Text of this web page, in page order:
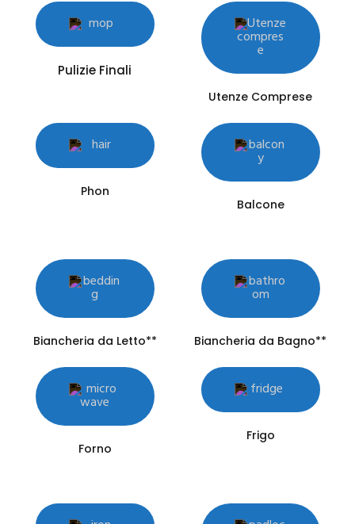
Pulizie Finali
Utenze Comprese
Phon
Balcone
Biancheria da Letto** Biancheria da Bagno**
Forno
Frigo